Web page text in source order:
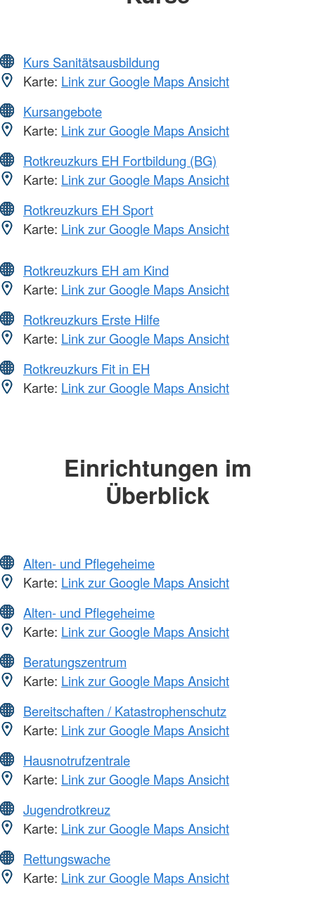
Kurs Sanitätsausbildung
Karte: Link zur Google Maps Ansicht
Kursangebote
Karte: Link zur Google Maps Ansicht
Rotkreuzkurs EH Fortbildung (BG)
Karte: Link zur Google Maps Ansicht
Rotkreuzkurs EH Sport
Karte: Link zur Google Maps Ansicht
Rotkreuzkurs EH am Kind
Karte: Link zur Google Maps Ansicht
Rotkreuzkurs Erste Hilfe
Karte: Link zur Google Maps Ansicht
Rotkreuzkurs Fit in EH
Karte: Link zur Google Maps Ansicht
Einrichtungen im
Überblick
Alten- und Pflegeheime
Karte: Link zur Google Maps Ansicht
Alten- und Pflegeheime
Karte: Link zur Google Maps Ansicht
Beratungszentrum
Karte: Link zur Google Maps Ansicht
Bereitschaften / Katastrophenschutz
Karte: Link zur Google Maps Ansicht
Hausnotrufzentrale
Karte: Link zur Google Maps Ansicht
Jugendrotkreuz
Karte: Link zur Google Maps Ansicht
Rettungswache
Karte: Link zur Google Maps Ansicht